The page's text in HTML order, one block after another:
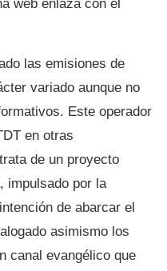
web enlaza con el
las emisiones de
variado aunque no
Este operador
en otras
de un proyecto
impulsado por la
de abarcar el
asimismo los
canal evangélico que